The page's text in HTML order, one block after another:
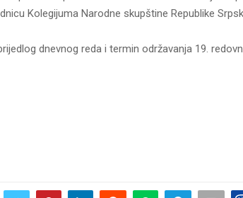
Kolegijuma Narodne skupštine Republike
dnevnog reda i termin održavanja 19.